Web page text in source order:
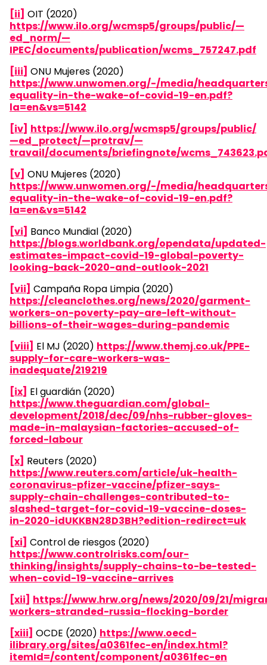
[ii] OIT (2020)
https://www.ilo.org/wcmsp5/groups/public/—
ed_norm/—
IPEC/documents/publication/wcms_757247.pdf
[iii] ONU Mujeres (2020)
https://www.unwomen.org/-/media/
equality-in-the-wake-of-covid-19-en.pdf?
la=en&vs=5142
[iv] https://www.ilo.org/wcmsp5/groups/public/
—ed_protect/—protrav/—
travail/documents/briefingnote/
[v] ONU Mujeres (2020)
https://www.unwomen.org/-/media/
equality-in-the-wake-of-covid-19-en.pdf?
la=en&vs=5142
[vi] Banco Mundial (2020)
https://blogs.worldbank.org/opendata/updated-
estimates-impact-covid-19-global-poverty-
looking-back-2020-and-outlook-2021
[vii] Campaña Ropa Limpia (2020)
https://cleanclothes.org/news/2020/garment-
workers-on-poverty-pay-are-left-without-
billions-of-their-wages-during-pandemic
[viii] El MJ (2020) https://www.themj.co.uk/PPE-
supply-for-care-workers-was-
inadequate/219219
[ix] El guardián (2020)
https://www.theguardian.com/global-
development/2018/dec/09/nhs-rubber-gloves-
made-in-malaysian-factories-accused-of-
forced-labour
[x] Reuters (2020)
https://www.reuters.com/article/uk-health-
coronavirus-pfizer-vaccine/pfizer-says-
supply-chain-challenges-contributed-to-
slashed-target-for-covid-19-vaccine-doses-
in-2020-idUKKBN28D3BH?edition-redirect=uk
[xi] Control de riesgos (2020)
https://www.controlrisks.com/our-
thinking/insights/supply-chains-to-be-tested-
when-covid-19-vaccine-arrives
[xii] https://www.hrw.org/news/2020/09/21/
workers-stranded-russia-flocking-border
[xiii] OCDE (2020) https://www.oecd-
ilibrary.org/sites/a0361fec-en/index.html?
itemId=/content/component/a0361fec-en